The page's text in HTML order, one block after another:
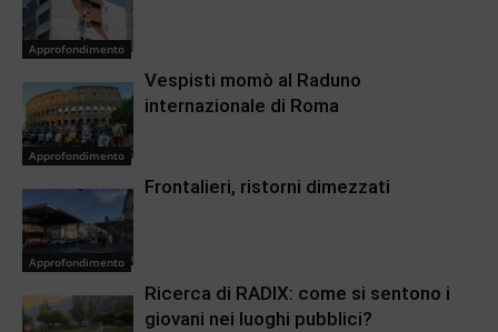
Approfondimento
Approfondimento
Vespisti momò al Raduno
internazionale di Roma
Approfondimento
Frontalieri, ristorni dimezzati
Ricerca di RADIX: come si sentono i
giovani nei luoghi pubblici?